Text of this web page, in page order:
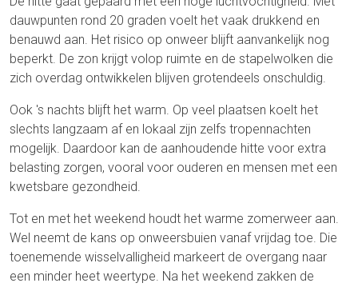
dauwpunten rond 20 graden voelt het vaak drukkend en
benauwd aan. Het risico op onweer blijft aanvankelijk nog
beperkt. De zon krijgt volop ruimte en de stapelwolken die
zich overdag ontwikkelen blijven grotendeels onschuldig.
Ook 's nachts blijft het warm. Op veel plaatsen koelt het
slechts langzaam af en lokaal zijn zelfs tropennachten
mogelijk. Daardoor kan de aanhoudende hitte voor extra
belasting zorgen, vooral voor ouderen en mensen met een
kwetsbare gezondheid.
Tot en met het weekend houdt het warme zomerweer aan.
Wel neemt de kans op onweersbuien vanaf vrijdag toe. Die
toenemende wisselvalligheid markeert de overgang naar
een minder heet weertype. Na het weekend zakken de